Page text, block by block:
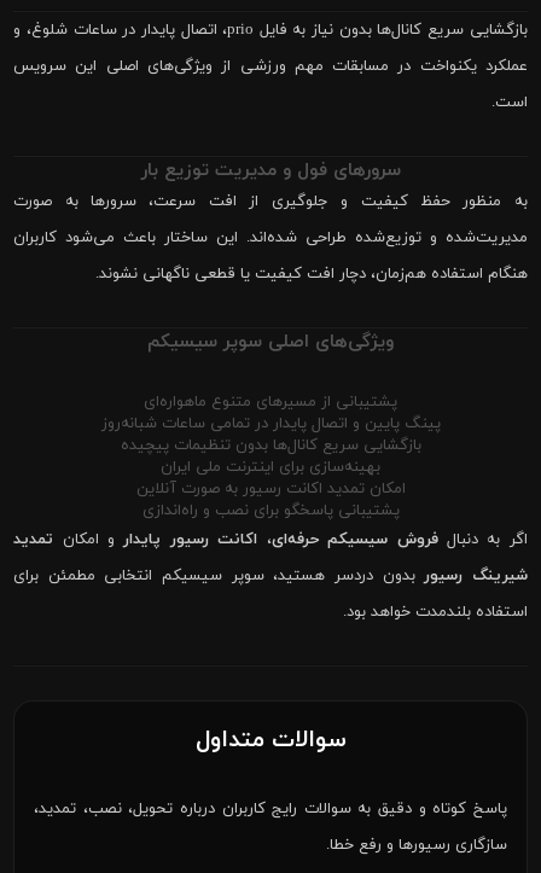
بازگشایی سریع کانال‌ها بدون نیاز به فایل prio، اتصال پایدار در ساعات شلوغ، و
عملکرد یکنواخت در مسابقات مهم ورزشی از ویژگی‌های اصلی این سرویس
است.
سرورهای فول و مدیریت توزیع بار
به منظور حفظ کیفیت و جلوگیری از افت سرعت، سرورها به صورت
مدیریت‌شده و توزیع‌شده طراحی شده‌اند. این ساختار باعث می‌شود کاربران
هنگام استفاده هم‌زمان، دچار افت کیفیت یا قطعی ناگهانی نشوند.
ویژگی‌های اصلی سوپر سیسیکم
پشتیبانی از مسیرهای متنوع ماهواره‌ای
پینگ پایین و اتصال پایدار در تمامی ساعات شبانه‌روز
بازگشایی سریع کانال‌ها بدون تنظیمات پیچیده
بهینه‌سازی برای اینترنت ملی ایران
امکان تمدید اکانت رسیور به صورت آنلاین
پشتیبانی پاسخگو برای نصب و راه‌اندازی
اگر به دنبالفروش سیسیکم حرفه‌ای، اکانت رسیور پایدارو امکان تمدید
شیرینگ رسیوربدون دردسر هستید، سوپر سیسیکم انتخابی مطمئن برای
استفاده بلندمدت خواهد بود.
سوالات متداول
پاسخ کوتاه و دقیق به سوالات رایج کاربران درباره تحویل، نصب، تمدید،
سازگاری رسیورها و رفع خطا.